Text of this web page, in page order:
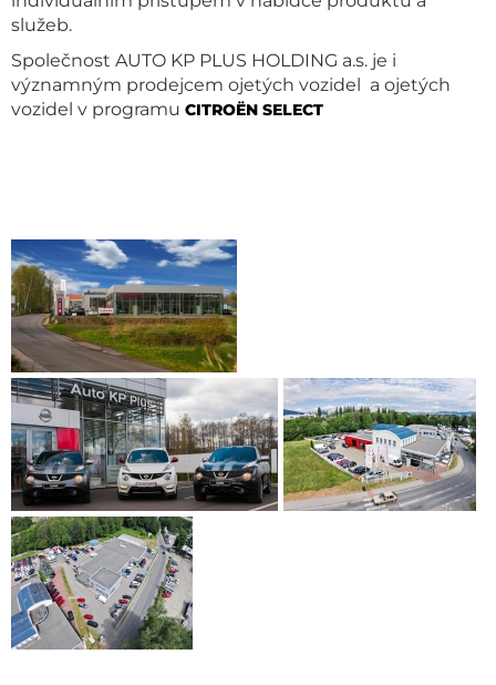
služeb.
Společnost AUTO KP PLUS HOLDING a.s. je i
významným prodejcem ojetých vozidel a ojetých
vozidel v programu CITROËN SELECT